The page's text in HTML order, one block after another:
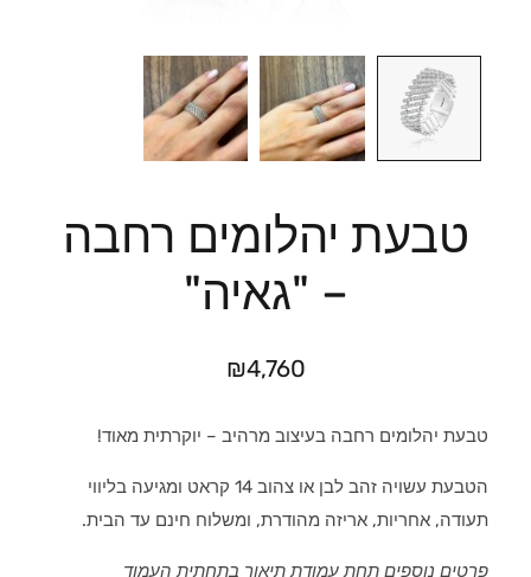
טבעת יהלומים רחבה
– "גאיה"
₪4,760
טבעת יהלומים רחבה בעיצוב מרהיב – יוקרתית מאוד!
הטבעת עשויה זהב לבן או צהוב 14 קראט ומגיעה בליווי
תעודה, אחריות, אריזה מהודרת, ומשלוח חינם עד הבית.
פרטים נוספים תחת עמודת תיאור בתחתית העמוד